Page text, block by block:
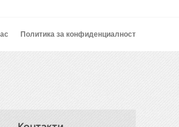
Политика за конфиденциалност